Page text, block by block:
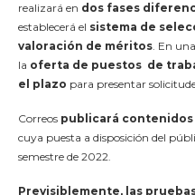
realizará en dos fases
establecerá el sistema de
valoración de méritos. En
la oferta de puestos de
el plazo para presentar
Correos publicará
cuya puesta a disposición del
semestre de 2022.
Previsiblemente, las